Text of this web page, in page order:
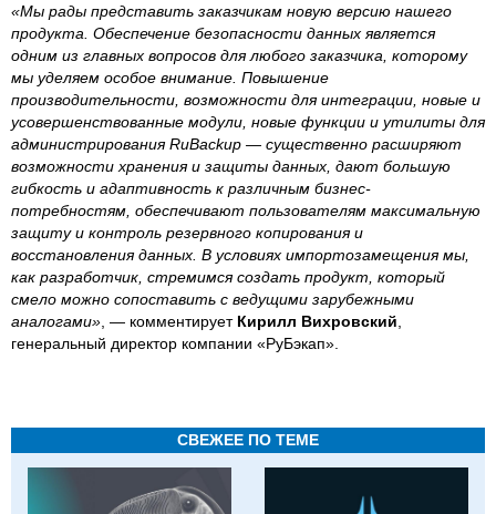
«Мы рады представить заказчикам новую версию нашего
продукта. Обеспечение безопасности данных является
одним из главных вопросов для любого заказчика, которому
мы уделяем особое внимание. Повышение
производительности, возможности для интеграции, новые и
усовершенствованные модули, новые функции и утилиты для
администрирования RuBackup — существенно расширяют
возможности хранения и защиты данных, дают большую
гибкость и адаптивность к различным бизнес-
потребностям, обеспечивают пользователям максимальную
защиту и контроль резервного копирования и
восстановления данных. В условиях импортозамещения мы,
как разработчик, стремимся создать продукт, который
смело можно сопоставить с ведущими зарубежными
аналогами» , — комментирует Кирилл Вихровский
генеральный директор компании «РуБэкап».
СВЕЖЕЕ ПО ТЕМЕ